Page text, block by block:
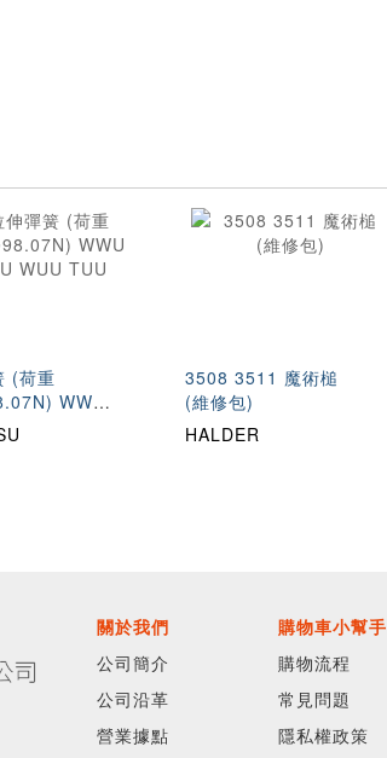
(荷重
WWU
TUU
3508 3511 魔術槌
(維修包)
HALDER
關於我們 購物車小幫手
公司簡介
購物流程
公司沿革
常見問題
營業據點
隱私權政策